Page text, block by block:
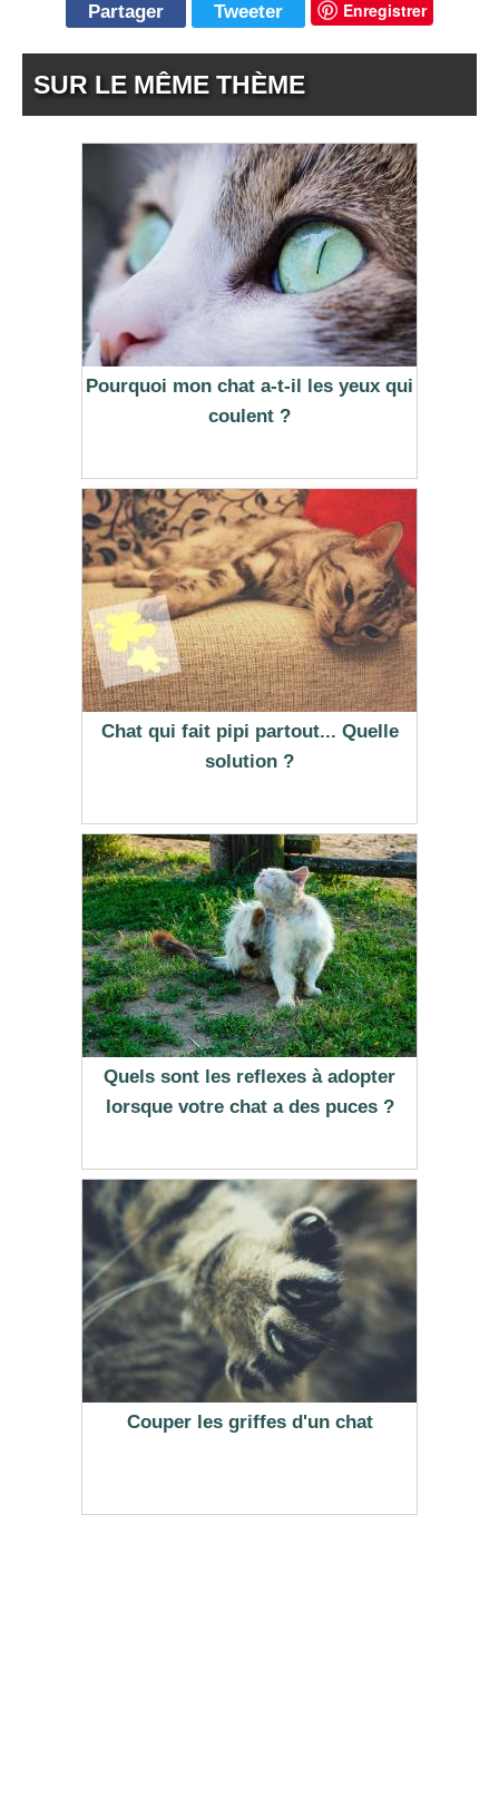
Partager Tweeter Enregistrer
SUR LE MÊME THÈME
Pourquoi mon chat a-t-il les yeux qui
coulent ?
Chat qui fait pipi partout... Quelle
solution ?
Quels sont les reflexes à adopter
lorsque votre chat a des puces ?
Couper les griffes d'un chat